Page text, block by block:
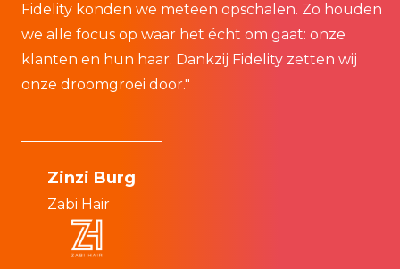
Fidelity konden we meteen opschalen. Zo houden
we alle focus op waar het écht om gaat: onze
klanten en hun haar. Dankzij Fidelity zetten wij
onze droomgroei door."
Zinzi Burg
Zabi Hair